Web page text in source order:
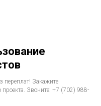
переплат! Закажите
Звоните: +7 (702) 988-